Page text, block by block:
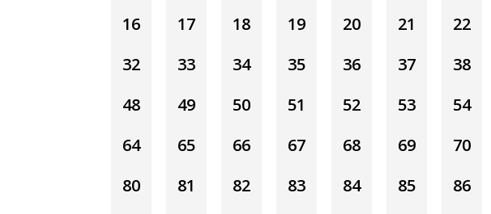
16
17 18 19 20 21 22
32
33 34 35 36 37 38
48
49 50 51 52 53 54
64
65 66 67 68 69 70
80
81 82 83 84 85 86